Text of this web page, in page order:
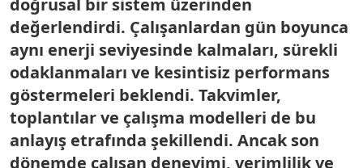
değerlendirdi. Çalışanlardan gün boyunca
aynı enerji seviyesinde kalmaları, sürekli
odaklanmaları ve kesintisiz performans
göstermeleri beklendi. Takvimler,
toplantılar ve çalışma modelleri de bu
anlayış etrafında şekillendi. Ancak son
dönemde çalışan deneyimi, verimlilik ve